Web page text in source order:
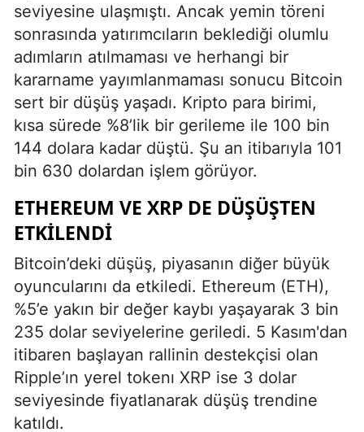
seviyesine ulaşmıştı. Ancak yemin töreni
sonrasında yatırımcıların beklediği olumlu
adımların atılmaması ve herhangi bir
kararname yayımlanmaması sonucu Bitcoin
sert bir düşüş yaşadı. Kripto para birimi,
kısa sürede %8’lik bir gerileme ile 100 bin
144 dolara kadar düştü. Şu an itibarıyla 101
bin 630 dolardan işlem görüyor.
ETHEREUM VE XRP DE DÜŞÜŞTEN
ETKILENDI
Bitcoin’deki düşüş, piyasanın diğer büyük
oyuncularını da etkiledi. Ethereum (ETH),
%5’e yakın bir değer kaybı yaşayarak 3 bin
235 dolar seviyelerine geriledi. 5 Kasım'dan
itibaren başlayan rallinin destekçisi olan
Ripple’ın yerel tokenı XRP ise 3 dolar
seviyesinde fiyatlanarak düşüş trendine
katıldı.